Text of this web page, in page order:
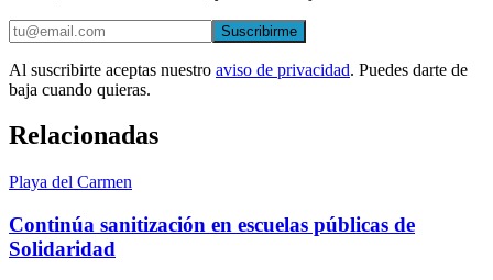
Suscribirme
Al suscribirte aceptas nuestro aviso de privacidad. Puedes darte de
baja cuando quieras.
Relacionadas
Playa del Carmen
Continúa sanitización en escuelas públicas de
Solidaridad